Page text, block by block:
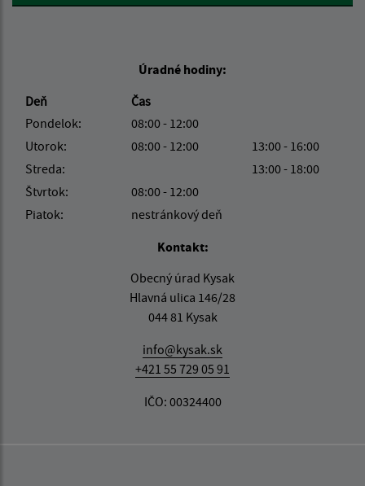
Úradné hodiny:
Deň
Čas
Pondelok:
08:00 - 12:00
Utorok:
08:00 - 12:00
13:00 - 16:00
Streda:
13:00 - 18:00
Štvrtok:
08:00 - 12:00
Piatok:
nestránkový deň
Kontakt:
Obecný úrad Kysak
Hlavná ulica 146/28
044 81 Kysak
info@kysak.sk
+421 55 729 05 91
IČO: 00324400